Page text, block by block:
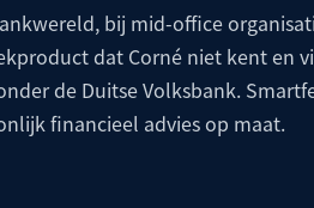
bij mid-office
dat Corné niet kent en
de Duitse Volksbank.
financieel advies op maat.